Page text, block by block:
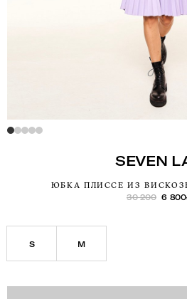
SEVEN
ЮБКА ПЛИССЕ ИЗ ВИСКОЗЫ
30 200 6 800
S M